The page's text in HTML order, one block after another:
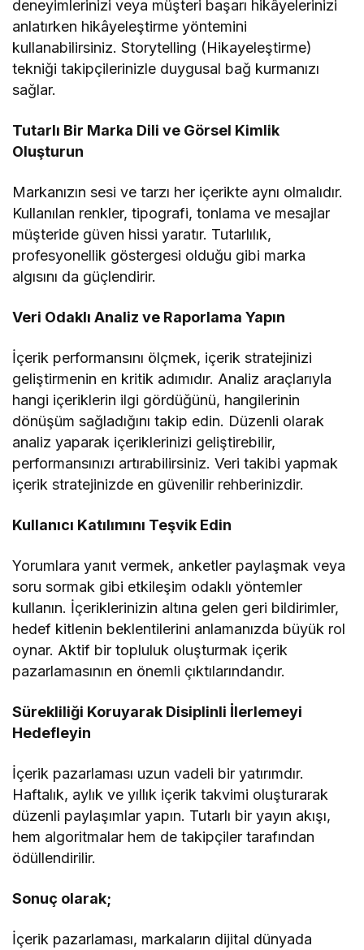
deneyimlerinizi veya müşteri başarı hikâyelerinizi
anlatırken hikâyeleştirme yöntemini
kullanabilirsiniz. Storytelling (Hikayeleştirme)
tekniği takipçilerinizle duygusal bağ kurmanızı
sağlar.
Tutarlı Bir Marka Dili ve Görsel Kimlik
Oluşturun
Markanızın sesi ve tarzı her içerikte aynı olmalıdır.
Kullanılan renkler, tipografi, tonlama ve mesajlar
müşteride güven hissi yaratır. Tutarlılık,
profesyonellik göstergesi olduğu gibi marka
algısını da güçlendirir.
Veri Odaklı Analiz ve Raporlama Yapın
İçerik performansını ölçmek, içerik stratejinizi
geliştirmenin en kritik adımıdır. Analiz araçlarıyla
hangi içeriklerin ilgi gördüğünü, hangilerinin
dönüşüm sağladığını takip edin. Düzenli olarak
analiz yaparak içeriklerinizi geliştirebilir,
performansınızı artırabilirsiniz. Veri takibi yapmak
içerik stratejinizde en güvenilir rehberinizdir.
Kullanıcı Katılımını Teşvik Edin
Yorumlara yanıt vermek, anketler paylaşmak veya
soru sormak gibi etkileşim odaklı yöntemler
kullanın. İçeriklerinizin altına gelen geri bildirimler,
hedef kitlenin beklentilerini anlamanızda büyük rol
oynar. Aktif bir topluluk oluşturmak içerik
pazarlamasının en önemli çıktılarındandır.
Sürekliliği Koruyarak Disiplinli İlerlemeyi
Hedefleyin
İçerik pazarlaması uzun vadeli bir yatırımdır.
Haftalık, aylık ve yıllık içerik takvimi oluşturarak
düzenli paylaşımlar yapın. Tutarlı bir yayın akışı,
hem algoritmalar hem de takipçiler tarafından
ödüllendirilir.
Sonuç olarak;
İçerik pazarlaması, markaların dijital dünyada